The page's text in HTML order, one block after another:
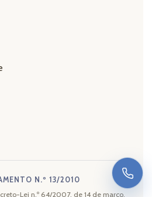
N.º 13/2010
Lei n.º 64/2007, de 14 de março.